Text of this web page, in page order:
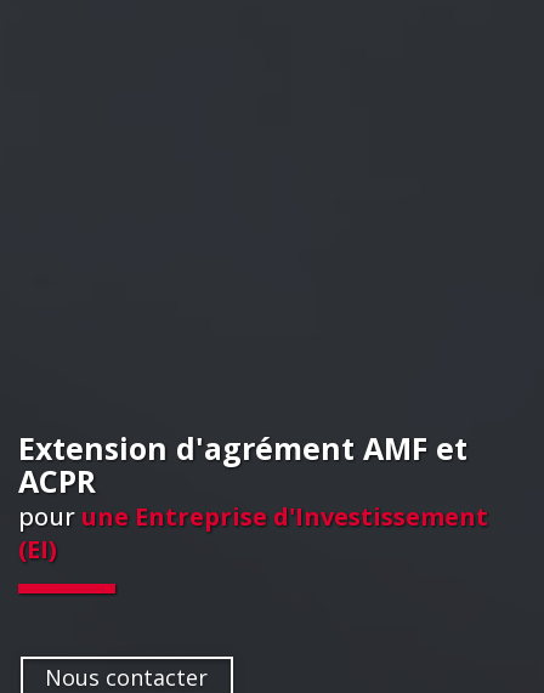
Extension d'agrément AMF et
ACPR
pour une Entreprise d'Investissement
(EI)
Nous contacter